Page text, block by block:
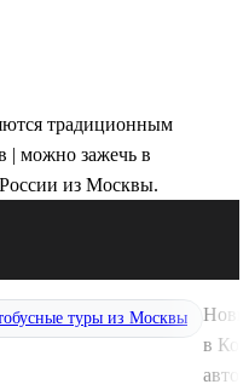
туры из Москвы
в